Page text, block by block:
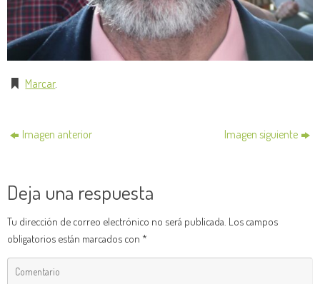
Marcar.
Imagen anterior Imagen siguiente
Deja una respuesta
Tu dirección de correo electrónico no será publicada. Los campos
obligatorios están marcados con *